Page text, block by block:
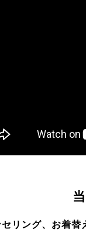
リング、お着替